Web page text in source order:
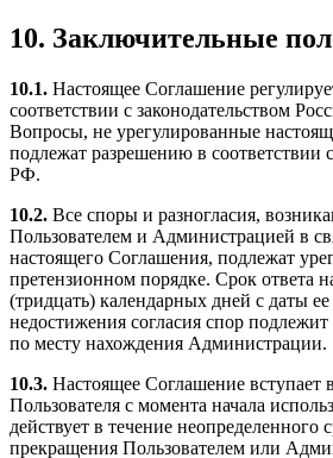
10. Заключительные
10.1. Настоящее Соглашение
соответствии с законодательством
Вопросы, не урегулированные
подлежат разрешению в соответствии
РФ.
10.2. Все споры и разногласия,
Пользователем и Администрацией в
настоящего Соглашения, подлежат
претензионном порядке. Срок ответа
(тридцать) календарных дней с даты
недостижения согласия спор
по месту нахождения Администрации.
10.3. Настоящее Соглашение вступает
Пользователя с момента начала
действует в течение неопределенного
прекращения Пользователем или